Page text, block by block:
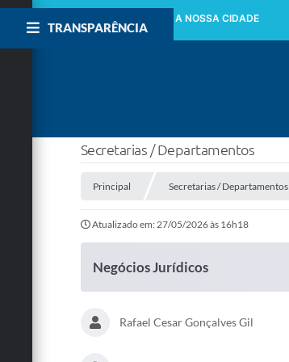
INICIO A NOSSA CIDADE
TRANSPARÊNCIA
Secretarias / Departamentos
Principal Secretarias / Departamentos
Atualizado em: 27/05/2026 às 16h18
Negócios Jurídicos
Rafael Cesar Gonçalves Gil